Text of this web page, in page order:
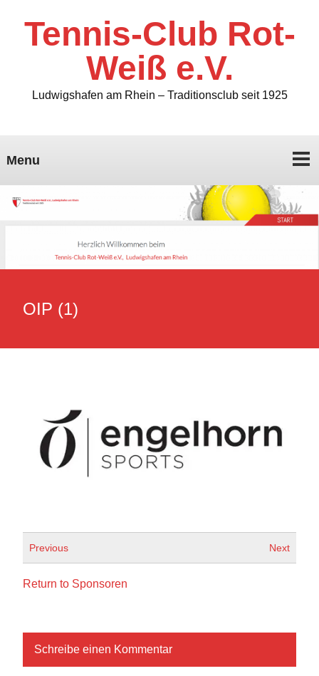
Tennis-Club Rot-
Weiß e.V.
Ludwigshafen am Rhein – Traditionsclub seit 1925
Menu
OIP (1)
Previous Next
Return to Sponsoren
Schreibe einen Kommentar